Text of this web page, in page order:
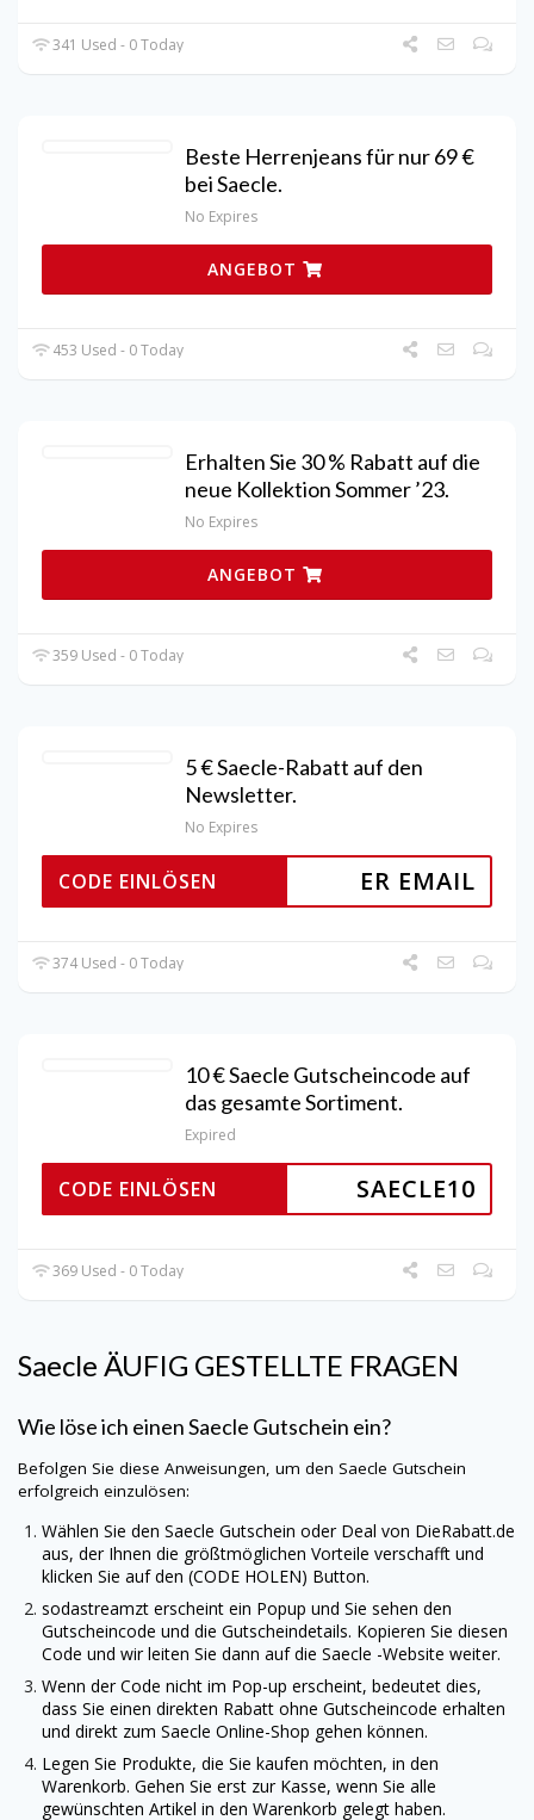
341 Used - 0 Today
Beste Herrenjeans für nur 69 €
bei Saecle.
No Expires
ANGEBOT
453 Used - 0 Today
Erhalten Sie 30 % Rabatt auf die
neue Kollektion Sommer ’23.
No Expires
ANGEBOT
359 Used - 0 Today
5 € Saecle-Rabatt auf den
Newsletter.
No Expires
ER EMAIL
CODE EINLÖSEN
374 Used - 0 Today
10 € Saecle Gutscheincode auf
das gesamte Sortiment.
Expired
SAECLE10
CODE EINLÖSEN
369 Used - 0 Today
Saecle ÄUFIG GESTELLTE FRAGEN
Wie löse ich einenSaecle Gutschein ein?
Befolgen Sie diese Anweisungen, um den Saecle Gutschein
erfolgreich einzulösen:
Wählen Sie den Saecle Gutschein oder Deal von DieRabatt.de
aus, der Ihnen die größtmöglichen Vorteile verschafft und
klicken Sie auf den (CODE HOLEN) Button.
sodastreamzt erscheint ein Popup und Sie sehen den
Gutscheincode und die Gutscheindetails. Kopieren Sie diesen
Code und wir leiten Sie dann auf die Saecle -Website weiter.
Wenn der Code nicht im Pop-up erscheint, bedeutet dies,
dass Sie einen direkten Rabatt ohne Gutscheincode erhalten
und direkt zum Saecle Online-Shop gehen können.
Legen Sie Produkte, die Sie kaufen möchten, in den
Warenkorb. Gehen Sie erst zur Kasse, wenn Sie alle
gewünschten Artikel in den Warenkorb gelegt haben.